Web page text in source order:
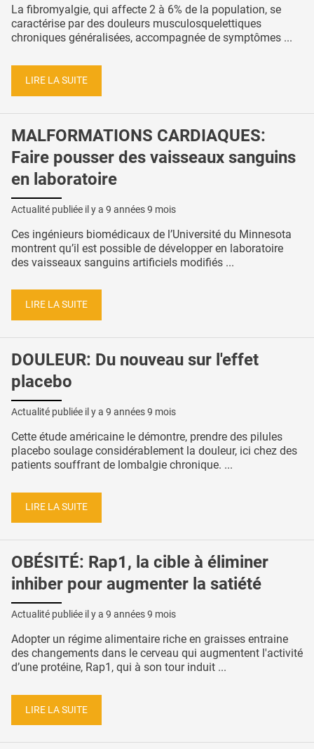
La fibromyalgie, qui affecte 2 à 6% de la population, se
caractérise par des douleurs musculosquelettiques
chroniques généralisées, accompagnée de symptômes ...
LIRE LA SUITE
MALFORMATIONS CARDIAQUES:
Faire pousser des vaisseaux sanguins
en laboratoire
Actualité publiée il y a 9 années 9 mois
Ces ingénieurs biomédicaux de l’Université du Minnesota
montrent qu’il est possible de développer en laboratoire
des vaisseaux sanguins artificiels modifiés ...
LIRE LA SUITE
DOULEUR: Du nouveau sur l'effet
placebo
Actualité publiée il y a 9 années 9 mois
Cette étude américaine le démontre, prendre des pilules
placebo soulage considérablement la douleur, ici chez des
patients souffrant de lombalgie chronique. ...
LIRE LA SUITE
OBÉSITÉ: Rap1, la cible à éliminer
inhiber pour augmenter la satiété
Actualité publiée il y a 9 années 9 mois
Adopter un régime alimentaire riche en graisses entraine
des changements dans le cerveau qui augmentent l'activité
d’une protéine, Rap1, qui à son tour induit ...
LIRE LA SUITE